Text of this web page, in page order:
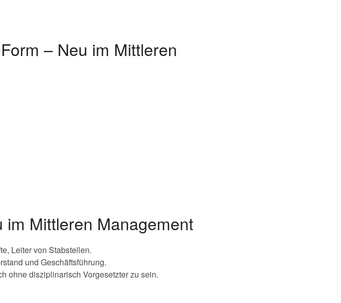
– Neu im Mittleren
Mittleren Management
Leiter von Stabstellen.
und Geschäftsführung.
ohne disziplinarisch Vorgesetzter zu sein.